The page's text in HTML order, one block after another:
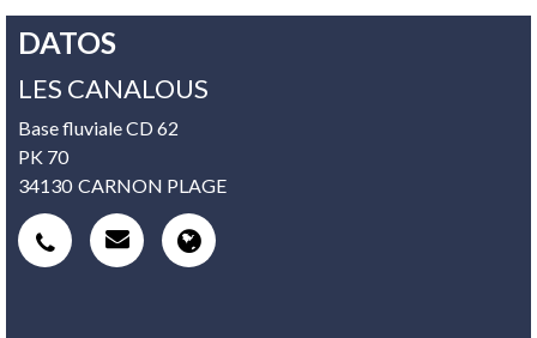
DATOS
LES CANALOUS
Base fluviale CD 62
PK 70
34130 CARNON PLAGE